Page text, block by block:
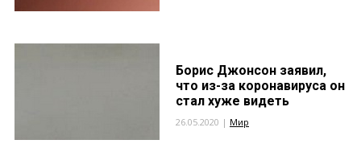
Борис Джонсон заявил,
что из-за коронавируса он
стал хуже видеть
26.05.2020 | Мир